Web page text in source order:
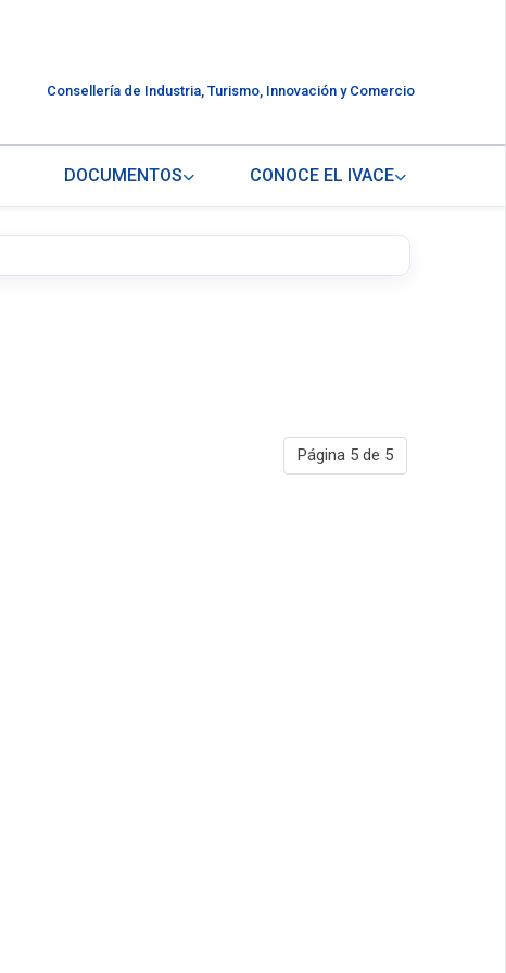
Consellería de Industria, Turismo, Innovación y Comercio
DOCUMENTOS CONOCE EL IVACE
Página 5 de 5